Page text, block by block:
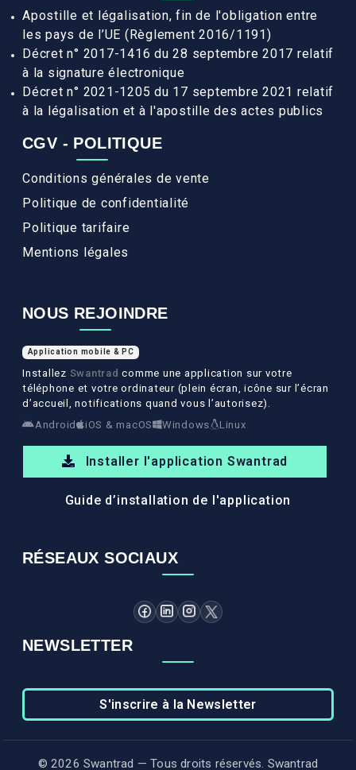
Apostille et légalisation, fin de l'obligation entre
les pays de l’UE (Règlement 2016/1191)
Décret n° 2017-1416 du 28 septembre 2017 relatif
à la signature électronique
Décret n° 2021-1205 du 17 septembre 2021 relatif
à la légalisation et à l'apostille des actes publics
CGV - POLITIQUE
Conditions générales de vente
Politique de confidentialité
Politique tarifaire
Mentions légales
NOUS REJOINDRE
Application mobile & PC
Installez Swantrad comme une application sur votre
téléphone et votre ordinateur (plein écran, icône sur l’écran
d’accueil, notifications quand vous l’autorisez).
Android
iOS & macOS Windows Linux
Installer l'application Swantrad
Guide d’installation de l'application
RÉSEAUX SOCIAUX
NEWSLETTER
S'inscrire à la Newsletter
© 2026 Swantrad — Tous droits réservés. Swantrad